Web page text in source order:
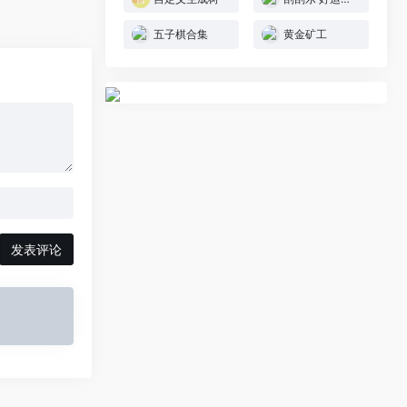
发表评论
五子棋合集 黄金矿工